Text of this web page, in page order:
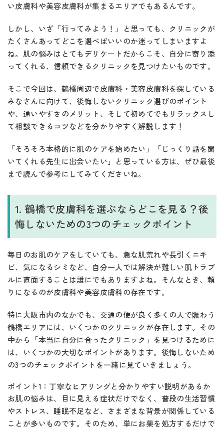
い皮膚科や美容皮膚科が集まるエリアでもあるんです。
しかし、いざ「行ってみよう！」と思っても、クリニックが
たくさんあってどこを選べばいいのか迷ってしまいますよ
ね。肌の悩みはとてもデリケートだからこそ、自分に寄り添
ってくれる、信頼できるクリニックを見つけたいものです。
そこで今回は、鶴橋周辺で皮膚科・美容皮膚科を探している
みなさんに向けて、後悔しないクリニック選びのポイント
や、通いやすさのメリット、そして初めてでもリラックスし
て相談できるコツなどを分かりやすく解説します！
「そろそろ本格的に肌のケアを始めたい」「じっくり話を聞
いてくれる先生に出会いたい」と思っている方は、ぜひ最後
まで読んで参考にしてみてくださいね。
1. 鶴橋で皮膚科を選ぶならどこを見る？後
悔しないための3つのチェックポイント
毎日のお肌のケアをしていても、急な肌荒れや長引くニキ
ビ、気になるシミなど、自分一人では解決が難しい肌トラブ
ルに直面することは誰にでもありますよね。そんなとき、頼
りになるのが皮膚科や美容皮膚科の存在です。
特に大阪市内のなかでも、交通の便が良く多くの人で賑わう
鶴橋エリアには、いくつかのクリニックが存在します。その
中から「本当に自分に合ったクリニック」を見つけるために
は、いくつかの大切なポイントがあります。後悔しないため
の3つのチェックポイントを一緒に見ていきましょう。
ポイント1：丁寧なヒアリングと分かりやすい説明があるか
お肌の悩みは、目に見える症状だけでなく、普段の生活習慣
やストレス、睡眠不足など、さまざまな背景が関係している
ことが多いものです。そのため、単にお薬を処方するだけで